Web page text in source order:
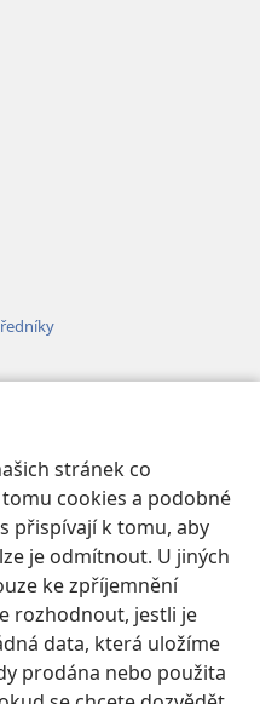
stránek co
cookies a podobné
přispívají k tomu, aby
je odmítnout. U jiných
ke zpříjemnění
rozhodnout, jestli je
data, která uložíme
prodána nebo použita